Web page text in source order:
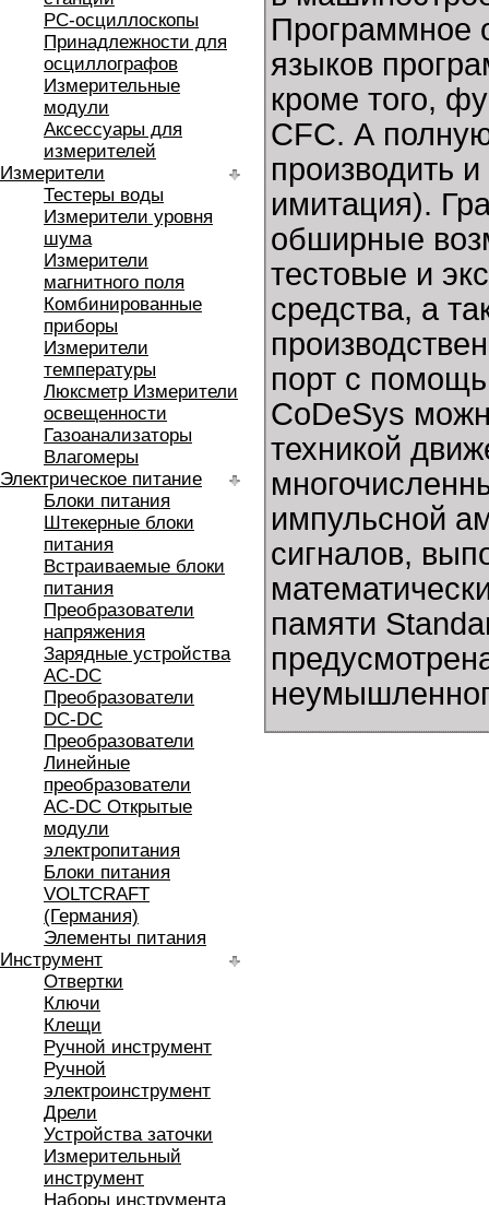
РС-осциллоскопы
Принадлежности для
осциллографов
Измерительные
модули
Аксессуары для
измерителей
Измерители
Тестеры воды
Измерители уровня
шума
Измерители
магнитного поля
Комбинированные
приборы
Измерители
температуры
Люксметр Измерители
освещенности
Газоанализаторы
Влагомеры
Электрическое питание
Блоки питания
Штекерные блоки
питания
Встраиваемые блоки
питания
Преобразователи
напряжения
Зарядные устройства
AC-DC
Преобразователи
DC-DC
Преобразователи
Линейные
преобразователи
AC-DC Открытые
модули
электропитания
Блоки питания
VOLTCRAFT
(Германия)
Элементы питания
Инструмент
Отвертки
Ключи
Клещи
Ручной инструмент
Ручной
электроинструмент
Дрели
Устройства заточки
Измерительный
инструмент
Наборы инструмента
Программное
языков
кроме того,
CFC. А
производить
имитация).
обширные
тестовые и
средства, а
порт с
CoDeSys
техникой
импульсной
сигналов,
памяти